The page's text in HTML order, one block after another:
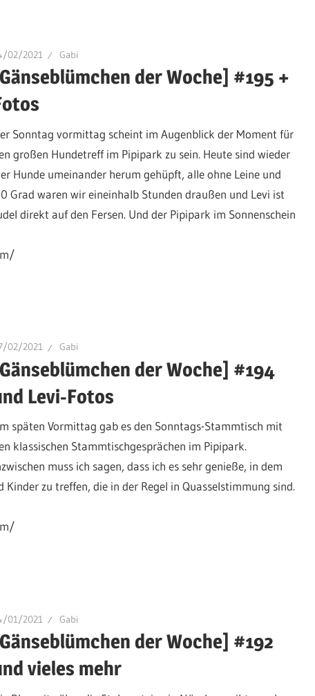
02/2021 Gabi
der Woche] #195 +
Sonntag vormittag scheint im Augenblick der Moment für
großen Hundetreff im Pipipark zu sein. Heute sind wieder
Hunde umeinander herum gehüpft, alle ohne Leine und
Grad waren wir eineinhalb Stunden draußen und Levi ist
direkt auf den Fersen. Und der Pipipark im Sonnenschein
02/2021 Gabi
der Woche] #194
Levi-Fotos
späten Vormittag gab es den Sonntags-Stammtisch mit
klassischen Stammtischgesprächen im Pipipark.
muss ich sagen, dass ich es sehr genieße, in dem
zu treffen, die in der Regel in Quasselstimmung sind.
01/2021 Gabi
der Woche] #192
vieles mehr